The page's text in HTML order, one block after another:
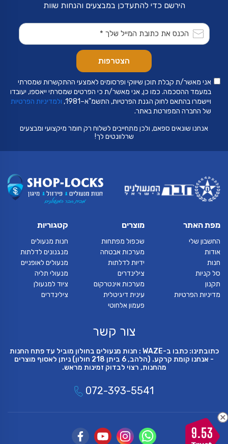
הירשם כדי להתעדכן במבצעים והנחות שוות
אני מאשר/ת קבלת תוכן שיווקי ופרסומים לאמצעי ההתקשרות שמסרתי
במעמד ההסכמה. כמו כן, אני מאשר/ת כי הפרטים שמסרתי ייאספו, יעובדו
ויישמרו בהתאם לחוק הגנת הפרטיות, התשמ"א–1981,
ולמדיניות הפרטיות
של החברה המפורטת באתר.
אנחנו שונאים ספאם, ולכן מתחייבים לשלוח רק חומר מיקצועי ומבצעים
שרלוונטים לך!
מפת האתר
החשבון שלי
אודות
חנות
סל קניות
תקנון
מדיניות הפרטיות
מוצרים
שכפול מפתחות
מערכות אבטחה
ידיות לדלתות
צילינדרים
מערכות אינטרקום
עינית דיגיטלית
פעמון אלחוטי
קטגוריות
חנות מנעולים
מנגנונים לדלתות
מנעולים לאופניים
מנעולי תליה
ציוד למנעולן
צילינדרים
צור קשר
כתובתינו: כתבו ב-WAZE : חנות מנעולים בחולון מוביל עד פתח החנות
- אנחנו קומת קרקע. (הלהב, 6 ביתן 218 חולון) ניתן לאסוף מוצרים
מהחנות, רצוי לבדוק זמינות מראש.
072-393-5541
9.53